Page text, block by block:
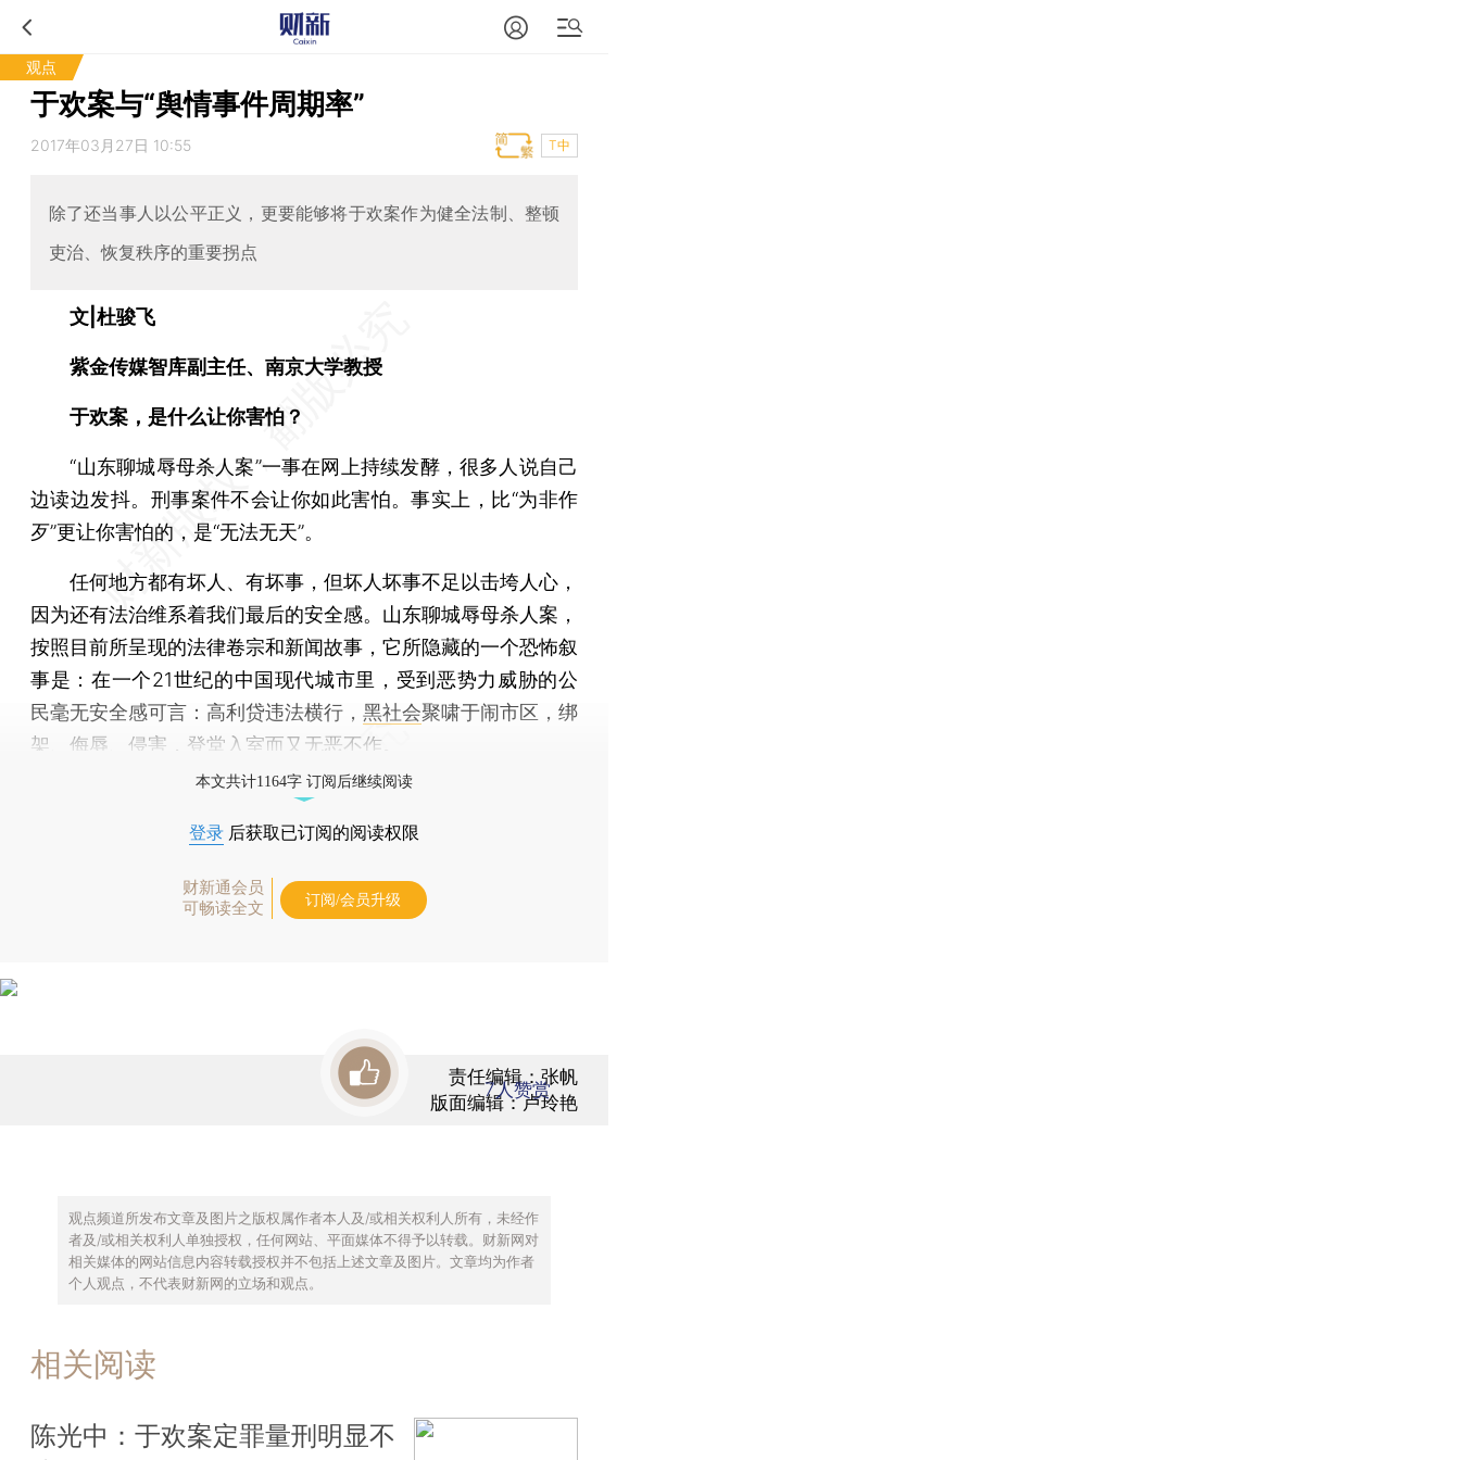
观点
于欢案与“舆情事件周期率”
2017年03月27日 10:55 T中
除了还当事人以公平正义，更要能够将于欢案作为健全法制、整顿
吏治、恢复秩序的重要拐点
文|杜骏飞
紫金传媒智库副主任、南京大学教授
于欢案，是什么让你害怕？
“山东聊城辱母杀人案”一事在网上持续发酵，很多人说自己
边读边发抖。刑事案件不会让你如此害怕。事实上，比“为非作
歹”更让你害怕的，是“无法无天”。
任何地方都有坏人、有坏事，但坏人坏事不足以击垮人心，
因为还有法治维系着我们最后的安全感。山东聊城辱母杀人案，
按照目前所呈现的法律卷宗和新闻故事，它所隐藏的一个恐怖叙
事是：在一个21世纪的中国现代城市里，受到恶势力威胁的公
民毫无安全感可言：高利贷违法横行， 黑社会聚啸于闹市区，绑
架、侮辱、侵害，登堂入室而又无恶不作。
本文共计1164字 订阅后继续阅读
登录 后获取已订阅的阅读权限
财新通会员
可畅读全文
订阅/会员升级
责任编辑：张帆
版面编辑：卢玲艳
7人赞赏
观点频道所发布文章及图片之版权属作者本人及/或相关权利人所有，未经作
者及/或相关权利人单独授权，任何网站、平面媒体不得予以转载。财新网对
相关媒体的网站信息内容转载授权并不包括上述文章及图片。文章均为作者
个人观点，不代表财新网的立场和观点。
相关阅读
陈光中：于欢案定罪量刑明显不